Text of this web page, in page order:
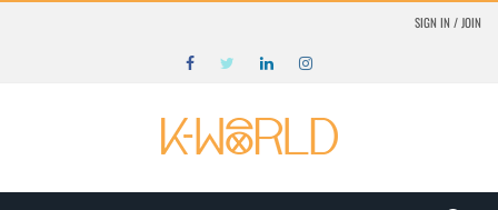
SIGN IN / JOIN